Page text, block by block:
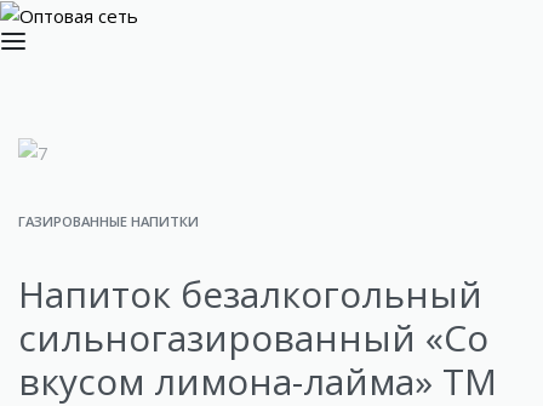
ГАЗИРОВАННЫЕ НАПИТКИ
Напиток безалкогольный
сильногазированный «Со
вкусом лимона-лайма» ТМ